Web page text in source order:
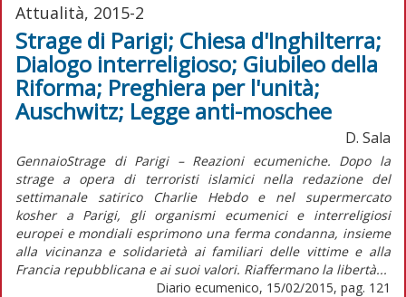
Attualità, 2015-2
Strage di Parigi; Chiesa d'Inghilterra;
Dialogo interreligioso; Giubileo della
Riforma; Preghiera per l'unità;
Auschwitz; Legge anti-moschee
D. Sala
GennaioStrage di Parigi – Reazioni ecumeniche. Dopo la
strage a opera di terroristi islamici nella redazione del
settimanale satirico Charlie Hebdo e nel supermercato
kosher a Parigi, gli organismi ecumenici e interreligiosi
europei e mondiali esprimono una ferma condanna, insieme
alla vicinanza e solidarietà ai familiari delle vittime e alla
Francia repubblicana e ai suoi valori. Riaffermano la libertà...
Diario ecumenico, 15/02/2015, pag. 121